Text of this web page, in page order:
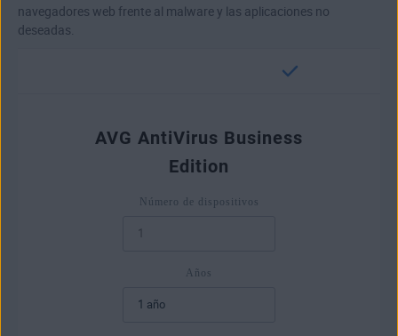
navegadores web frente al malware y las aplicaciones no
deseadas.
AVG AntiVirus Business
Edition
Número de dispositivos
Años